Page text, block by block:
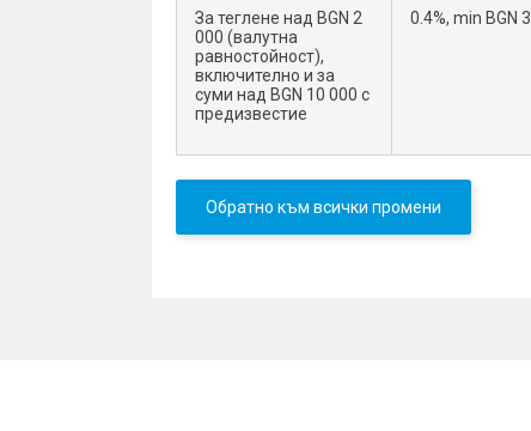
За теглене над BGN 2
000 (валутна
равностойност),
включително и за
суми над BGN 10 000 с
предизвестие
0.4%, min BGN 3
Обратно към всички промени